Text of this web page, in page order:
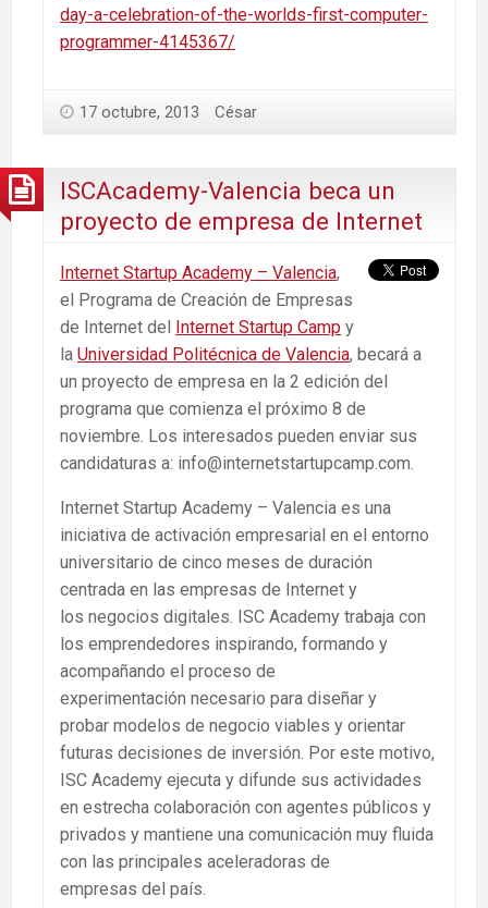
day-a-celebration-of-the-worlds-first-computer-
programmer-4145367/
17 octubre, 2013 César
ISCAcademy-Valencia beca un
proyecto de empresa de Internet
Internet Startup Academy – Valencia,
el Programa de Creación de Empresas
de Internet del
Internet Startup Camp y
la Universidad Politécnica de Valencia, becará a
un proyecto de empresa en la 2 edición del
programa que comienza el próximo 8 de
noviembre. Los interesados pueden enviar sus
candidaturas a: info@internetstartupcamp.com.
Internet Startup Academy – Valencia es una
iniciativa de activación empresarial en el entorno
universitario de cinco meses de duración
centrada en las empresas de Internet y
los negocios digitales. ISC Academy trabaja con
los emprendedores inspirando, formando y
acompañando el proceso de
experimentación necesario para diseñar y
probar modelos de negocio viables y orientar
futuras decisiones de inversión. Por este motivo,
ISC Academy ejecuta y difunde sus actividades
en estrecha colaboración con agentes públicos y
privados y mantiene una comunicación muy fluida
con las principales aceleradoras de
empresas del país.